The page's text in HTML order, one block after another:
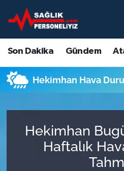
Son Dakika Gündem
Hekimhan Hava
Hekimhan
Haftalık
Son Dakika
Gündem
Atamalar
Mevzuat
Nöbetçi Eczaneler
Hava Durumu
Namaz Vakitleri
Süper Lig Puan